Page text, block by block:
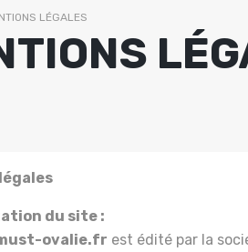
LÉGALES
du site :
ovalie.fr est édité par la